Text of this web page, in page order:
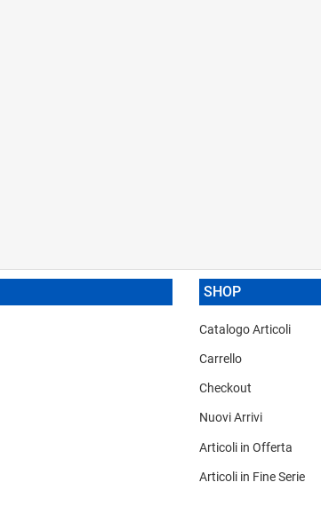
SHOP
Catalogo Articoli
Carrello
Checkout
Nuovi Arrivi
Articoli in Offerta
Articoli in Fine Serie